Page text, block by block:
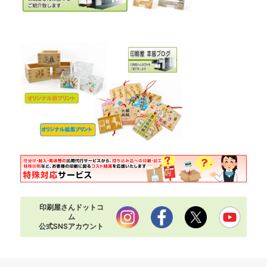
印刷屋さんドットコ
ム
公式SNSアカウント